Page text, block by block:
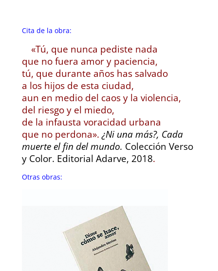
Cita de la obra:
«Tú, que nunca pediste nada
que no fuera amor y paciencia,
tú, que durante años has salvado
a los hijos de esta ciudad,
aun en medio del caos y la violencia,
del riesgo y el miedo,
de la infausta voracidad urbana
que no perdona». ¿Ni una más?, Cada
muerte el fin del mundo. Colección Verso
y Color. Editorial Adarve, 2018.
Otras obras: